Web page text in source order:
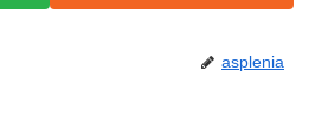
asplenia